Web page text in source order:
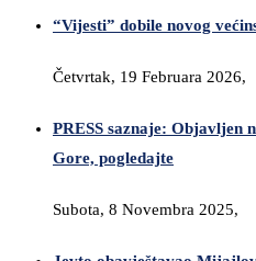
“Vijesti” dobile novog
Četvrtak, 19 Februara 2026,
PRESS saznaje: Objavljen
Gore, pogledajte
Subota, 8 Novembra 2025,